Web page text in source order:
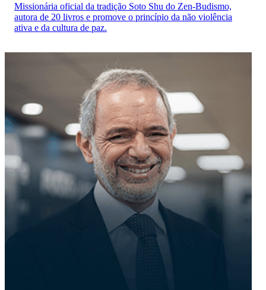
Missionária oficial da tradição Soto Shu do Zen-Budismo,
autora de 20 livros e promove o princípio da não violência
ativa e da cultura de paz.